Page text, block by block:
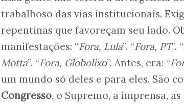
trabalhoso das vias institucionais.
repentinas que favoreçam seu lado.
manifestações: “Fora, Lula”. “Fora, PT”. “
Motta”. “Fora, Globolixo”. Antes, era: “
um mundo só deles e para eles. São
Congresso, o Supremo, a imprensa,